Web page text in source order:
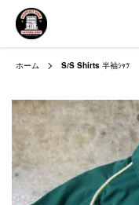
ホーム S/S Shirts 半袖ｼｬﾂ